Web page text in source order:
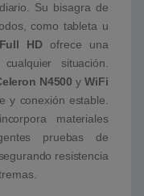
Su bisagra de
como tableta u
HD ofrece una
situación.
N4500 yWiFi
y conexión estable.
materiales
pruebas de
resistencia